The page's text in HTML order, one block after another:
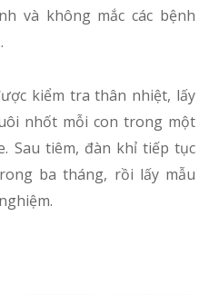
và không mắc các bệnh
kiểm tra thân nhiệt, lấy
nhốt mỗi con trong một
Sau tiêm, đàn khỉ tiếp tục
ba tháng, rồi lấy mẫu